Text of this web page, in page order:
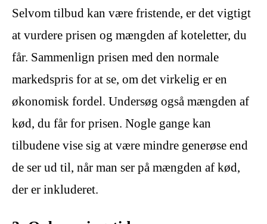
Selvom tilbud kan være fristende, er det vigtigt
at vurdere prisen og mængden af ​​koteletter, du
får. Sammenlign prisen med den normale
markedspris for at se, om det virkelig er en
økonomisk fordel. Undersøg også mængden af
kød, du får for prisen. Nogle gange kan
tilbudene vise sig at være mindre generøse end
de ser ud til, når man ser på mængden af kød,
der er inkluderet.